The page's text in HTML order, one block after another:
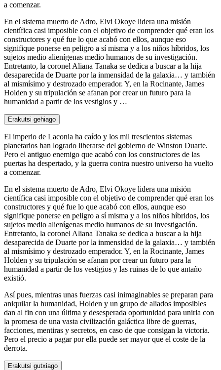
a comenzar.
En el sistema muerto de Adro, Elvi Okoye lidera una misión
científica casi imposible con el objetivo de comprender qué eran los
constructores y qué fue lo que acabó con ellos, aunque eso
signifique ponerse en peligro a sí misma y a los niños híbridos, los
sujetos medio alienígenas medio humanos de su investigación.
Entretanto, la coronel Aliana Tanaka se dedica a buscar a la hija
desaparecida de Duarte por la inmensidad de la galaxia… y también
al mismísimo y destrozado emperador. Y, en la Rocinante, James
Holden y su tripulación se afanan por crear un futuro para la
humanidad a partir de los vestigios y …
Erakutsi gehiago
El imperio de Laconia ha caído y los mil trescientos sistemas
planetarios han logrado liberarse del gobierno de Winston Duarte.
Pero el antiguo enemigo que acabó con los constructores de las
puertas ha despertado, y la guerra contra nuestro universo ha vuelto
a comenzar.
En el sistema muerto de Adro, Elvi Okoye lidera una misión
científica casi imposible con el objetivo de comprender qué eran los
constructores y qué fue lo que acabó con ellos, aunque eso
signifique ponerse en peligro a sí misma y a los niños híbridos, los
sujetos medio alienígenas medio humanos de su investigación.
Entretanto, la coronel Aliana Tanaka se dedica a buscar a la hija
desaparecida de Duarte por la inmensidad de la galaxia… y también
al mismísimo y destrozado emperador. Y, en la Rocinante, James
Holden y su tripulación se afanan por crear un futuro para la
humanidad a partir de los vestigios y las ruinas de lo que antaño
existió.
Así pues, mientras unas fuerzas casi inimaginables se preparan para
aniquilar la humanidad, Holden y un grupo de aliados imposibles
dan al fin con una última y desesperada oportunidad para unirla con
la promesa de una vasta civilización galáctica libre de guerras,
facciones, mentiras y secretos, en caso de que consigan la victoria.
Pero el precio a pagar por ella puede ser mayor que el coste de la
derrota.
Erakutsi gutxiago